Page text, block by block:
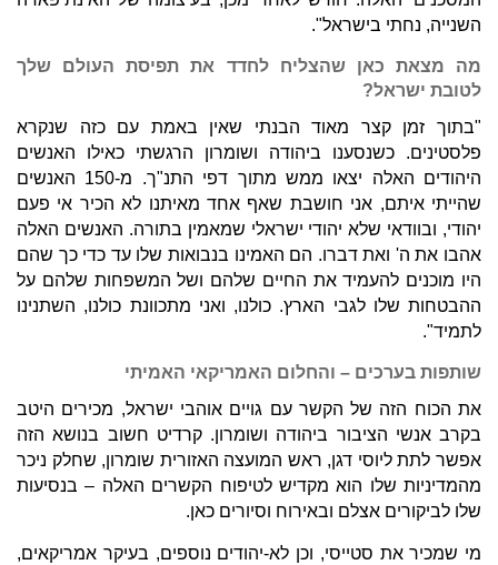
השנייה, נחתי בישראל".
מה מצאת כאן שהצליח לחדד את תפיסת העולם שלך
לטובת ישראל?
"בתוך זמן קצר מאוד הבנתי שאין באמת עם כזה שנקרא
פלסטינים. כשנסענו ביהודה ושומרון הרגשתי כאילו האנשים
היהודים האלה יצאו ממש מתוך דפי התנ"ך. מ-150 האנשים
שהייתי איתם, אני חושבת שאף אחד מאיתנו לא הכיר אי פעם
יהודי, ובוודאי שלא יהודי ישראלי שמאמין בתורה. האנשים האלה
אהבו את ה' ואת דברו. הם האמינו בנבואות שלו עד כדי כך שהם
היו מוכנים להעמיד את החיים שלהם ושל המשפחות שלהם על
ההבטחות שלו לגבי הארץ. כולנו, ואני מתכוונת כולנו, השתנינו
לתמיד".
שותפות בערכים – והחלום האמריקאי האמיתי
את הכוח הזה של הקשר עם גויים אוהבי ישראל, מכירים היטב
בקרב אנשי הציבור ביהודה ושומרון. קרדיט חשוב בנושא הזה
אפשר לתת ליוסי דגן, ראש המועצה האזורית שומרון, שחלק ניכר
מהמדיניות שלו הוא מקדיש לטיפוח הקשרים האלה – בנסיעות
שלו לביקורים אצלם ובאירוח וסיורים כאן.
מי שמכיר את סטייסי, וכן לא-יהודים נוספים, בעיקר אמריקאים,